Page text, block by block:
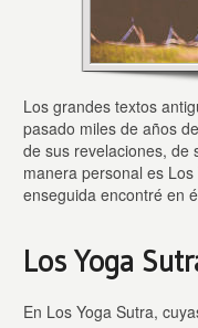
Los grandes textos
pasado miles de años
de sus revelaciones, de
manera personal es
enseguida encontré en
Los Yoga
En Los Yoga Sutra,